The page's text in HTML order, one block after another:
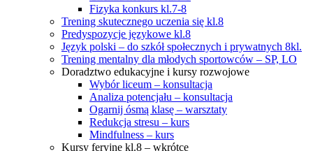
Fizyka konkurs kl.7-8
Trening skutecznego uczenia się kl.8
Predyspozycje językowe kl.8
Język polski – do szkół społecznych i prywatnych 8kl.
Trening mentalny dla młodych sportowców – SP, LO
Doradztwo edukacyjne i kursy rozwojowe
Wybór liceum – konsultacja
Analiza potencjału – konsultacja
Ogarnij ósmą klasę – warsztaty
Redukcja stresu – kurs
Mindfulness – kurs
Kursy feryjne kl.8 – wkrótce